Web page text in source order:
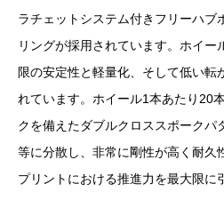
ラチェットシステム付きフリーハブ
リングが採用されています。ホイ
限の安定性と軽量化、そして低い転
れています。ホイール1本あたり20
クを備えたダブルクロススポークパ
等に分散し、非常に剛性が高く耐久
プリントにおける推進力を最大限に